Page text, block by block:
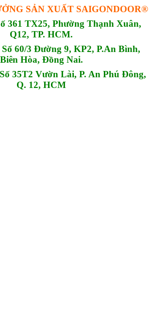
SẢN XUẤT SAIGONDOOR®
361 TX25, Phường Thạnh Xuân,
Q12, TP. HCM.
60/3 Đường 9, KP2, P.An Bình,
Biên Hòa, Đồng Nai.
35T2 Vườn Lài, P. An Phú Đông,
Q. 12, HCM